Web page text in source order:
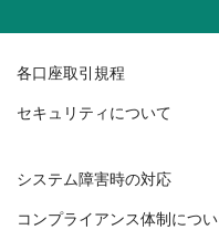
各口座取引規程
セキュリティについて
システム障害時の対応
コンプライアンス体制につい